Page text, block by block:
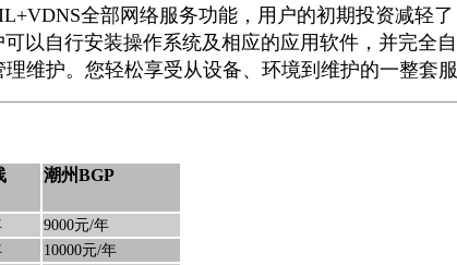
全部网络服务功能，用户的初期投资减轻
以自行安装操作系统及相应的应用软件，并完全
维护。您轻松享受从设备、环境到维护的一整套服
潮州BGP
9000元/年
10000元/年